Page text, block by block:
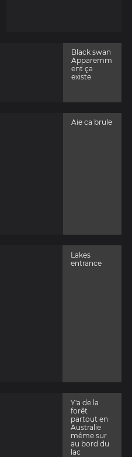
Black swan
Apparemm
ent ça
existe
Aie ca brule
Lakes
entrance
Y'a de la
forêt
partout en
Australie
même sur
au bord du
lac